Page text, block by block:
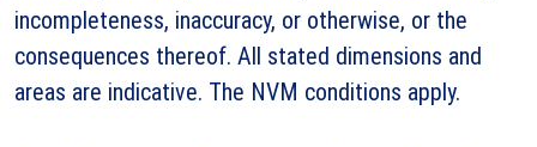
incompleteness, inaccuracy, or otherwise, or the
consequences thereof. All stated dimensions and
areas are indicative. The NVM conditions apply.